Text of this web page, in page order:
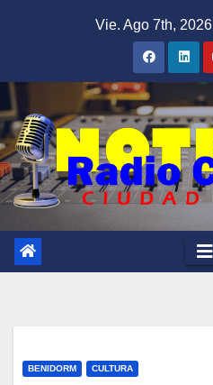
Vie. Ago 7th, 2026
BENIDORM CULTURA